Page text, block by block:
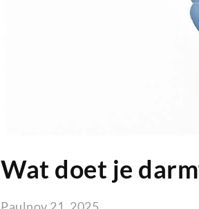
Wat doet je
Paulnov 21, 2025